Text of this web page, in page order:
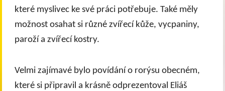
které myslivec ke své práci potřebuje. Také měly
možnost osahat si různé zvířecí kůže, vycpaniny,
paroží a zvířecí kostry.
Velmi zajímavé bylo povídání o rorýsu obecném,
které si připravil a krásně odprezentoval Eliáš